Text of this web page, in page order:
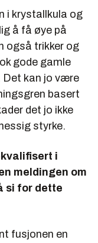
i krystallkula og
å få øye på
også trikker og
gode gamle
Det kan jo være
basert
det jo ikke
styrke.
i
meldingen om
si for dette
fusjonen en